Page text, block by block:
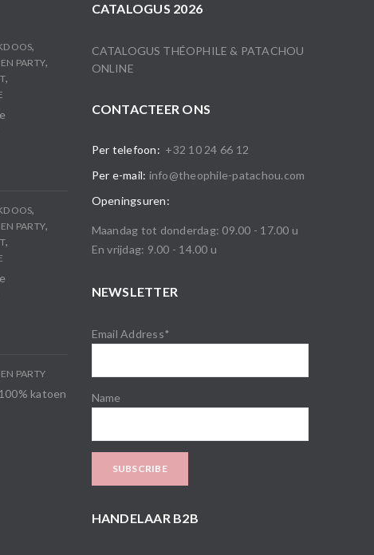
,
PARTY,
,
,
PARTY,
,
PARTY
katoen
CATALOGUS 2026
CATALOGUS THÉOPHILE & PATACHOU
ONLINE
CONTACTEER ONS
Per telefoon: +32 10 24 66 12
Per e-mail: info@theophile-patachou.com
Openingsuren:
Maandag tot donderdag: 09.00 - 17.00 u
En vrijdag: 9.00 - 14.00 u
NEWSLETTER
Email Address*
Name
HANDELAAR B2B